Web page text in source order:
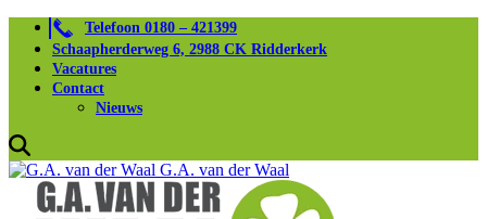
Telefoon 0180 – 421399
Schaapherderweg 6, 2988 CK Ridderkerk
Vacatures
Contact
Nieuws
G.A. van der Waal